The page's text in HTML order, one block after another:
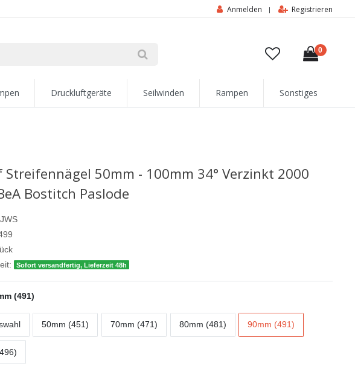
Anmelden | Registrieren
0
Druckluftgeräte Seilwinden Rampen Sonstiges
Streifennägel 50mm - 100mm 34° Verzinkt 2000
Bostitch Paslode
JWS
Sofort versandfertig, Lieferzeit 48h
(491)
50mm (451) 70mm (471) 80mm (481) 90mm (491)